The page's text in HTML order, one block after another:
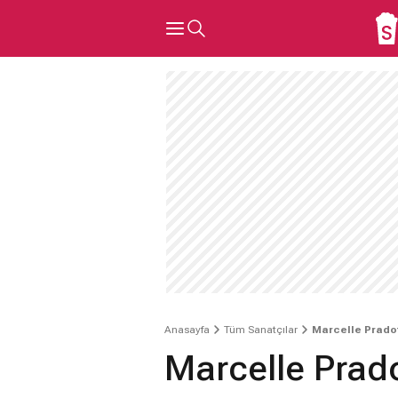
Anasayfa Tüm Sanatçılar Marcelle
Marcelle